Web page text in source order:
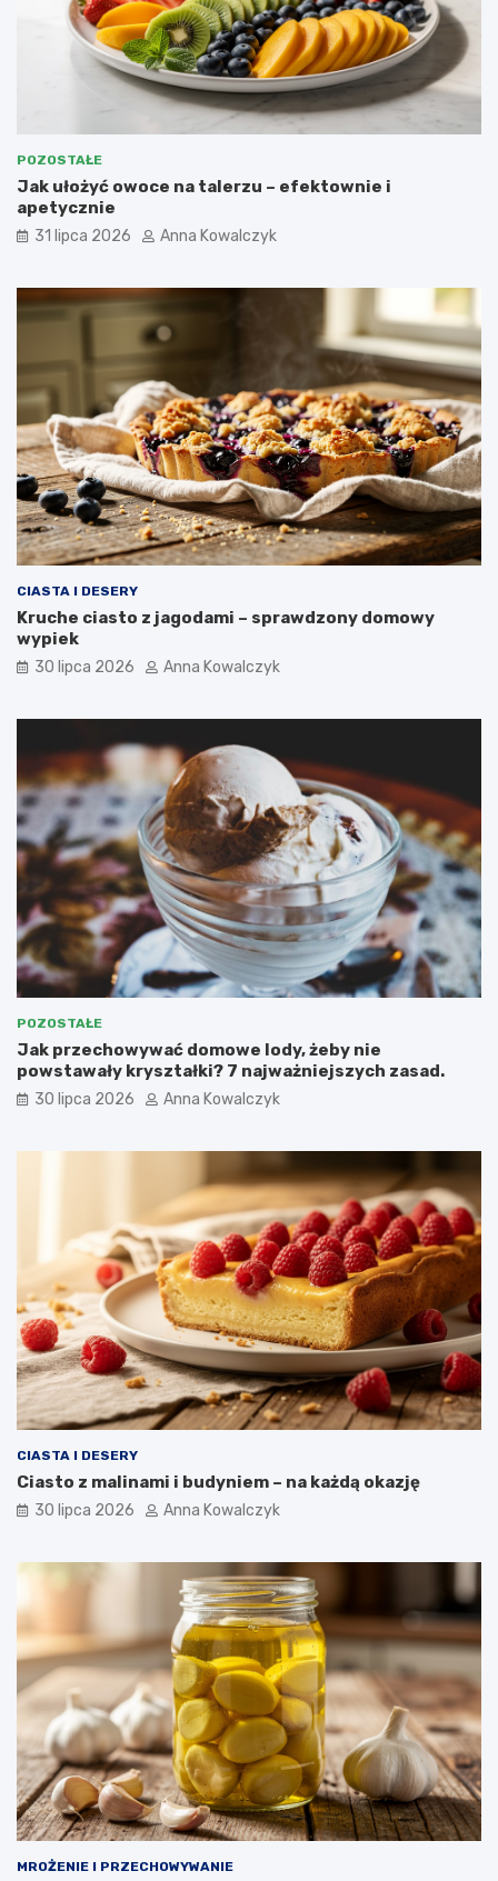
POZOSTAŁE
Jak ułożyć owoce na talerzu – efektownie i
apetycznie
31 lipca 2026 Anna Kowalczyk
CIASTA I DESERY
Kruche ciasto z jagodami – sprawdzony domowy
wypiek
30 lipca 2026 Anna Kowalczyk
POZOSTAŁE
Jak przechowywać domowe lody, żeby nie
powstawały kryształki? 7 najważniejszych zasad.
30 lipca 2026 Anna Kowalczyk
CIASTA I DESERY
Ciasto z malinami i budyniem – na każdą okazję
30 lipca 2026 Anna Kowalczyk
MROŻENIE I PRZECHOWYWANIE